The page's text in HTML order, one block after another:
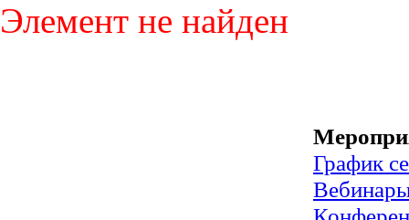
Элемент не найден
График